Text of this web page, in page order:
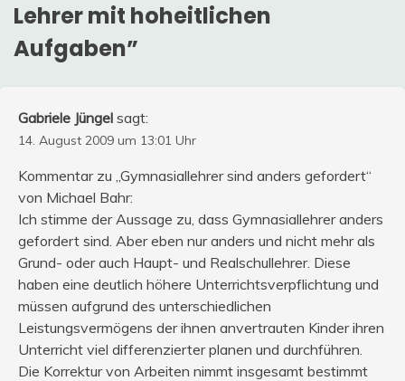
Lehrer mit hoheitlichen
Aufgaben”
Gabriele Jüngel sagt:
14. August 2009 um 13:01 Uhr
Kommentar zu „Gymnasiallehrer sind anders gefordert“
von Michael Bahr:
Ich stimme der Aussage zu, dass Gymnasiallehrer anders
gefordert sind. Aber eben nur anders und nicht mehr als
Grund- oder auch Haupt- und Realschullehrer. Diese
haben eine deutlich höhere Unterrichtsverpflichtung und
müssen aufgrund des unterschiedlichen
Leistungsvermögens der ihnen anvertrauten Kinder ihren
Unterricht viel differenzierter planen und durchführen.
Die Korrektur von Arbeiten nimmt insgesamt bestimmt